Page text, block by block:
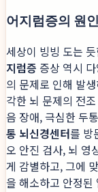
어지럼증의 원
세상이 빙빙 도는
지럼증 증상 역시
의 문제로 인해 발
각한 뇌 문제의 전
음 장애, 극심한 두
통 뇌신경센터를 방
오 안진 검사, 뇌 영
게 감별하고, 그에
을 해소하고 안정